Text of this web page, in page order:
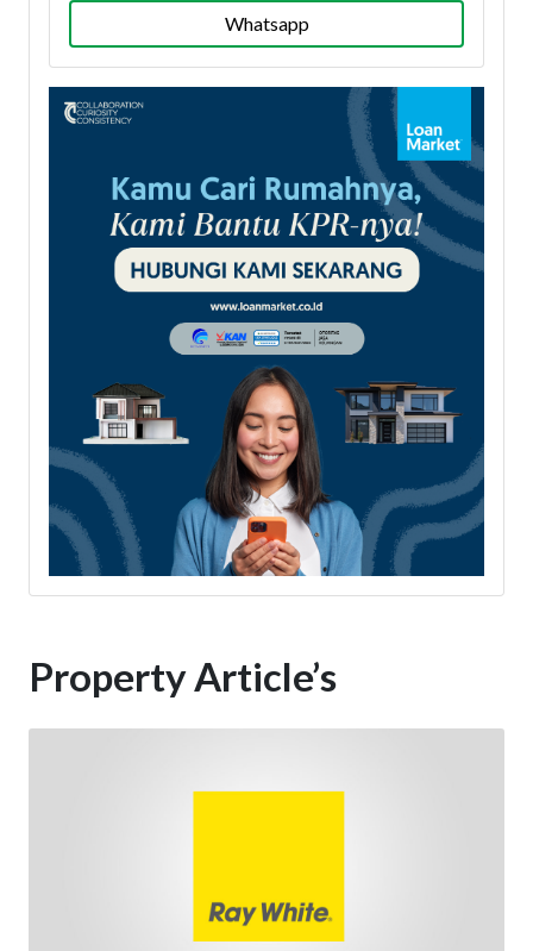
Whatsapp
Property Article’s